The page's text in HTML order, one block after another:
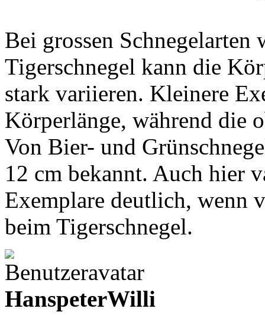
Bei grossen Schnegelarten
Tigerschnegel kann die
stark variieren. Kleinere
Körperlänge, während die
Von Bier- und
12 cm bekannt. Auch hier
Exemplare deutlich, wenn
beim Tigerschnegel.
HanspeterWilli